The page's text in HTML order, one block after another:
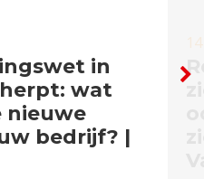
in
wat
nieuwe
bedrijf? |